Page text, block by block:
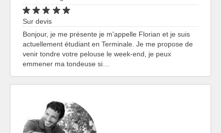
Sur devis
Bonjour, je me présente je m'appelle Florian et je suis
actuellement étudiant en Terminale. Je me propose de
venir tondre votre pelouse le week-end, je peux
emmener ma tondeuse si…